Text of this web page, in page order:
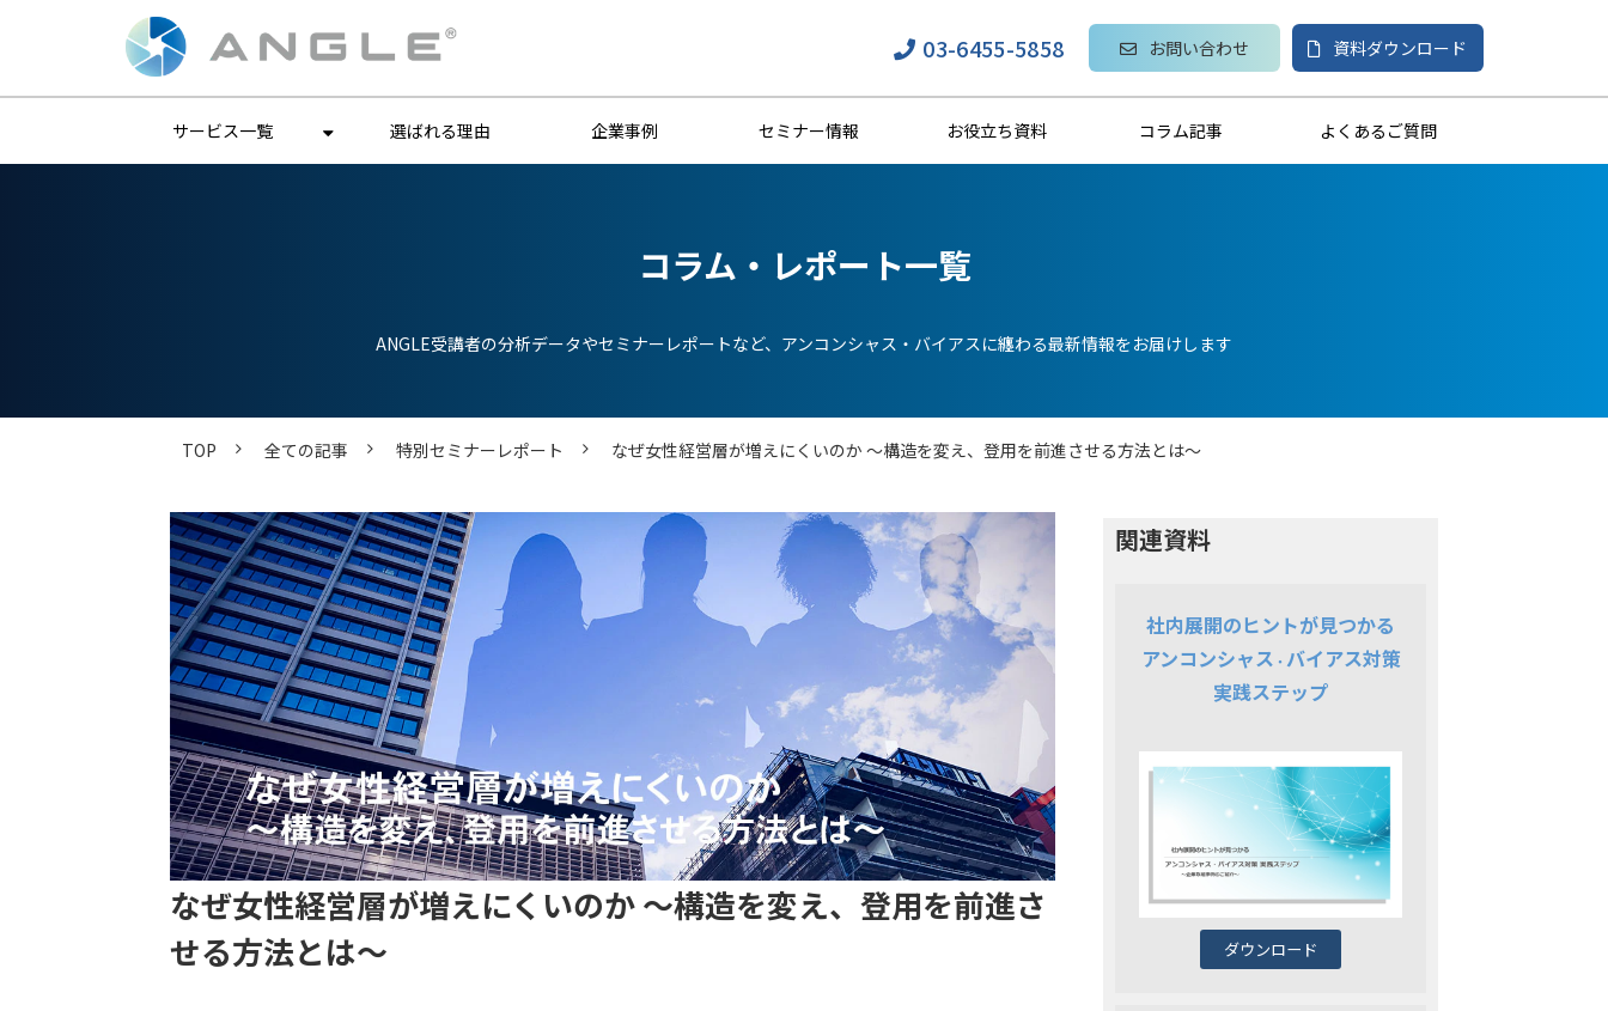
03-6455-5858 お問い合わせ 資料ダウンロード
サービス一覧 選ばれる理由 企業事例 セミナー情報 お役立ち資料 コラム記事 よくあるご質問
コラム・レポート一覧
ANGLE受講者の分析データやセミナーレポートなど、アンコンシャス・バイアスに纏わる最新情報をお届けします
TOP 全ての記事 特別セミナーレポート なぜ女性経営層が増えにくいのか ～構造を変え、登用を前進させる方法とは～
なぜ女性経営層が増えにくいのか ～構造を変え、登用を前進さ
せる方法とは～
関連資料
社内展開のヒントが見つかる
アンコンシャス ・ バイアス対策
実践ステップ
ダウンロード